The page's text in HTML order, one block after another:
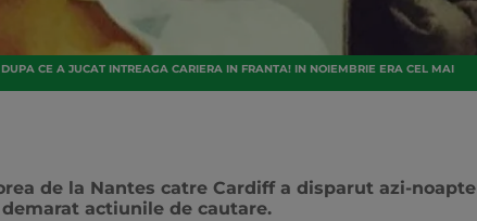
CE A JUCAT INTREAGA CARIERA IN FRANTA! IN NOIEMBRIE ERA CEL MAI
de la Nantes catre Cardiff a disparut azi-noapte
actiunile de cautare.